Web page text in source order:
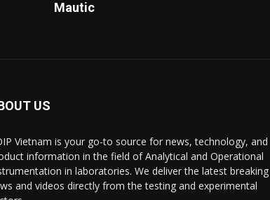
Mautic
US
Vietnam is your go-to source for news, technology, and
information in the field of Analytical and Operational
in laboratories. We deliver the latest breaking
and videos directly from the testing and experimental